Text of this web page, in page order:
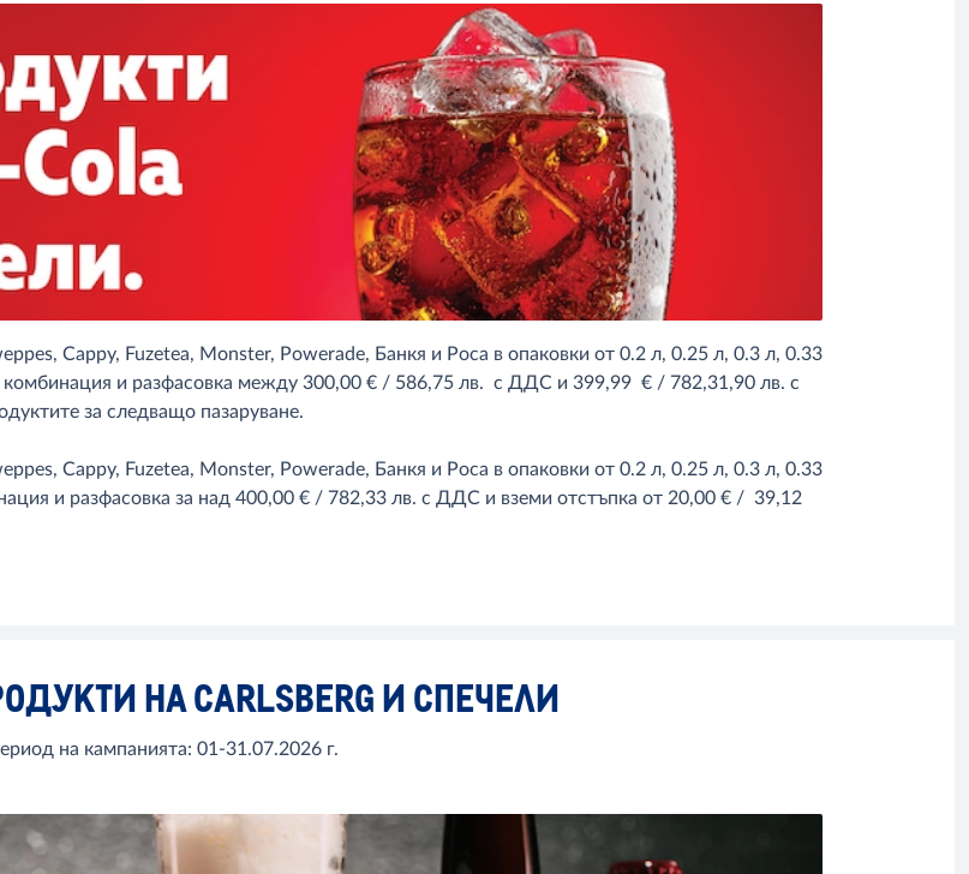
Cappy, Fuzetea, Monster, Powerade, Банкя и Роса в опаковки от 0.2 л, 0.25 л, 0.3 л, 0.33
комбинация и разфасовка между 300,00 € / 586,75 лв. с ДДС и 399,99 € / 782,31,90 лв. с
за следващо пазаруване.
Cappy, Fuzetea, Monster, Powerade, Банкя и Роса в опаковки от 0.2 л, 0.25 л, 0.3 л, 0.33
и разфасовка за над 400,00 € / 782,33 лв. с ДДС и вземи отстъпка от 20,00 € / 39,12
НА CARLSBERG И СПЕЧЕЛИ
на кампанията: 01-31.07.2026 г.